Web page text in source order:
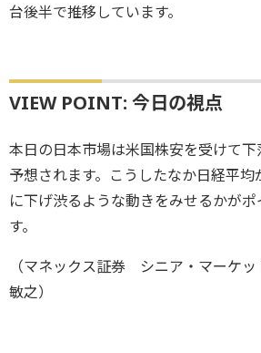
台後半で推移しています。
VIEW POINT: 今日の視点
本日の日本市場は米国株安を受けて
予想されます。こうしたなか日経平
に下げ渋るような動きをみせるかが
す。
（マネックス証券 シニア・マーケ
敏之）